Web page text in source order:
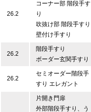
26.2
コーナー部 階段手す
り
吹抜け部 階段手すり
壁付け手すり
26.2
階段手すり
ボーダー玄関手すり
26.2
セミオーダー階段手
すり エレガント
片開き門扉
外部階段手すり、う